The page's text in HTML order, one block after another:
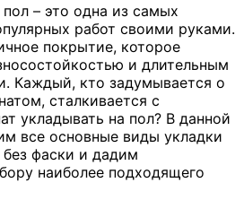
– это одна из самых
работ своими руками.
покрытие, которое
и длительным
Каждый, кто задумывается о
сталкивается с
укладывать на пол? В данной
все основные виды укладки
фаски и дадим
наиболее подходящего